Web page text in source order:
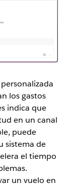
los gastos
indica que
en un canal
puede
sistema de
el tiempo
un vuelo en